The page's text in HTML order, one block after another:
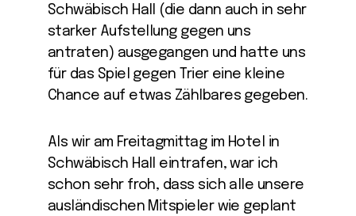
Schwäbisch Hall (die dann auch in sehr
starker Aufstellung gegen uns
antraten) ausgegangen und hatte uns
für das Spiel gegen Trier eine kleine
Chance auf etwas Zählbares gegeben.
Als wir am Freitagmittag im Hotel in
Schwäbisch Hall eintrafen, war ich
schon sehr froh, dass sich alle unsere
ausländischen Mitspieler wie geplant